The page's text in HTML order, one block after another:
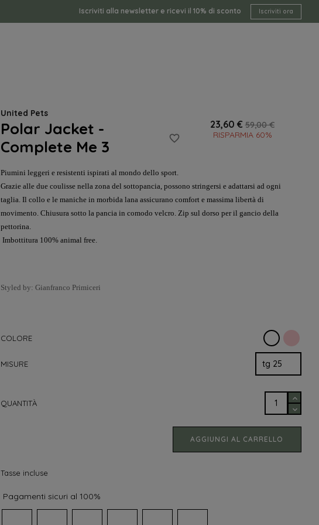
Iscriviti alla newsletter e ricevi il 10% di sconto Iscriviti ora
United Pets
Polar Jacket -
Complete Me 3
favorite_border
23,60 € 59,00 €
RISPARMIA 60%
Piumini leggeri e resistenti ispirati al mondo dello sport.
Grazie alle due coulisse nella zona del sottopancia, possono stringersi e adattarsi ad ogni
taglia. Il collo e le maniche in morbida lana assicurano comfort e massima libertà di
movimento. Chiusura sotto la pancia in comodo velcro. Zip sul dorso per il gancio della
pettorina.
Imbottitura 100% animal free.
Styled by: Gianfranco Primiceri
COLORE BiancoRosa
MISURE
QUANTITÀ
AGGIUNGI AL CARRELLO
Tasse incluse
Pagamenti sicuri al 100%